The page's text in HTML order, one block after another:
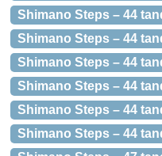
Shimano Steps – 44
Shimano Steps – 44
Shimano Steps – 44
Shimano Steps – 44
Shimano Steps – 44
Shimano Steps – 44